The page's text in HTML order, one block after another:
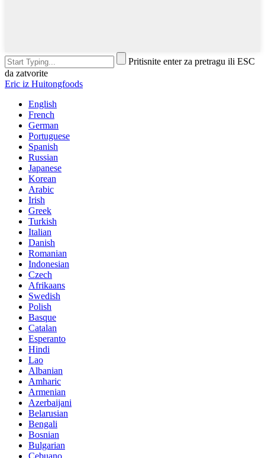
Pritisnite enter za pretragu ili ESC
da zatvorite
Eric iz Huitongfoods
English
French
German
Portuguese
Spanish
Russian
Japanese
Korean
Arabic
Irish
Greek
Turkish
Italian
Danish
Romanian
Indonesian
Czech
Afrikaans
Swedish
Polish
Basque
Catalan
Esperanto
Hindi
Lao
Albanian
Amharic
Armenian
Azerbaijani
Belarusian
Bengali
Bosnian
Bulgarian